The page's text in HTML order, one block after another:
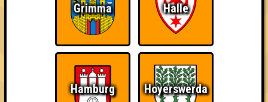
Grimma Halle
Hamburg Hoyerswerda